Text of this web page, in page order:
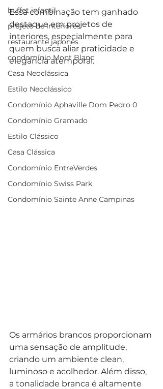
buffet infantil
projeto de interiores
restaurante japonês
condomínio Mont Blanc
Casa Neoclássica
Estilo Neoclássico
Condomínio Aphaville Dom Pedro 0
Condomínio Gramado
Estilo Clássico
Casa Clássica
Condomínio EntreVerdes
Condomínio Swiss Park
Condomínio Sainte Anne Campinas
Essa combinação tem ganhado
destaque em projetos de
interiores, especialmente para
quem busca aliar praticidade e
elegância atemporal.
Os armários brancos proporcionam
uma sensação de amplitude,
criando um ambiente clean,
luminoso e acolhedor. Além disso,
a tonalidade branca é altamente